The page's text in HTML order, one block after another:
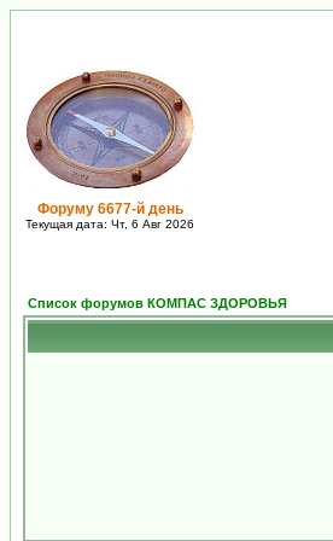
Форуму 6677-й день
Текущая дата: Чт, 6 Авг 2026
Список форумов КОМПАС ЗДОРОВЬЯ